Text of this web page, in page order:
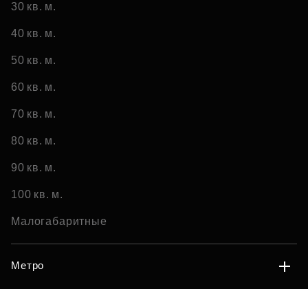
30 кв. м.
40 кв. м.
50 кв. м.
60 кв. м.
70 кв. м.
80 кв. м.
90 кв. м.
100 кв. м.
Малогабаритные
Метро